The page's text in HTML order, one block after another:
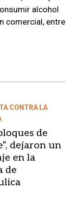
alcohol
comercial, entre
CONTRA LA
de
dejaron un
en la
de